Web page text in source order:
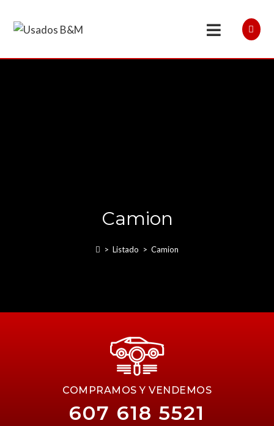
Camion
> Listado > Camion
COMPRAMOS Y VENDEMOS
607 618 5521